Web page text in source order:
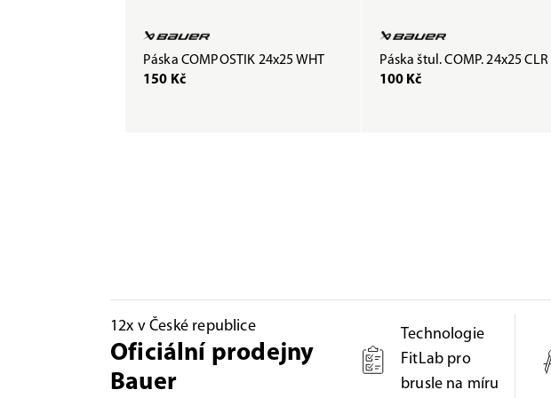
Páska COMPOSTIK 24x25 WHT
150 Kč
Páska štul. COMP. 24x25 CLR
100 Kč
12x v České republice
Oficiální prodejny
Bauer
Technologie
FitLab pro
brusle na míru